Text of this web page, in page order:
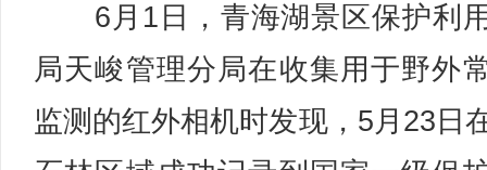
6月1日，青海湖景区保护利
局天峻管理分局在收集用于野外
监测的红外相机时发现，5月23日